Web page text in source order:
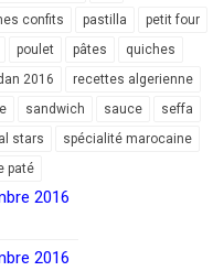
confits
pastilla
petit four
poulet pâtes
quiches
2016
recettes algerienne
sandwich sauce
seffa
stars
spécialité marocaine
paté
2016
2016